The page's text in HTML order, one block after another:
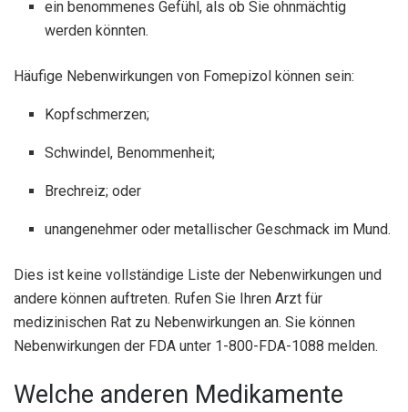
ein benommenes Gefühl, als ob Sie ohnmächtig
werden könnten.
Häufige Nebenwirkungen von Fomepizol können sein:
Kopfschmerzen;
Schwindel, Benommenheit;
Brechreiz; oder
unangenehmer oder metallischer Geschmack im Mund.
Dies ist keine vollständige Liste der Nebenwirkungen und
andere können auftreten. Rufen Sie Ihren Arzt für
medizinischen Rat zu Nebenwirkungen an. Sie können
Nebenwirkungen der FDA unter 1-800-FDA-1088 melden.
Welche anderen Medikamente